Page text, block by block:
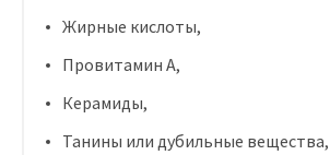
Жирные кислоты,
Провитамин А,
Керамиды,
Танины или дубильные вещества,